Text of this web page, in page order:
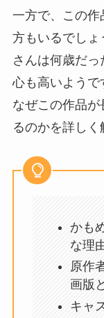
一方で、この作
方もいるでしょ
さんは何歳だ
心も高いようで
なぜこの作品
るのかを詳しく
かも
な理
原作
画版
キャ